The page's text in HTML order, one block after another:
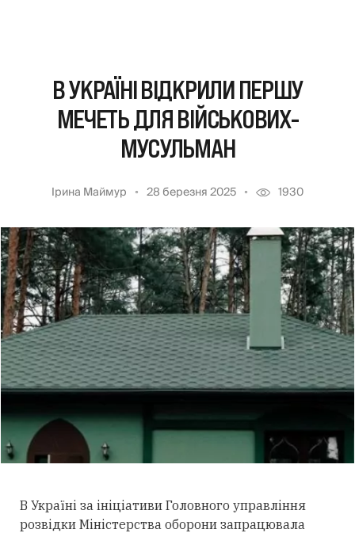
В УКРАЇНІ ВІДКРИЛИ ПЕРШУ
МЕЧЕТЬ ДЛЯ ВІЙСЬКОВИХ-
МУСУЛЬМАН
Ірина Маймур 28 березня 2025 1930
В Україні за ініціативи Головного управління
розвідки Міністерства оборони запрацювала